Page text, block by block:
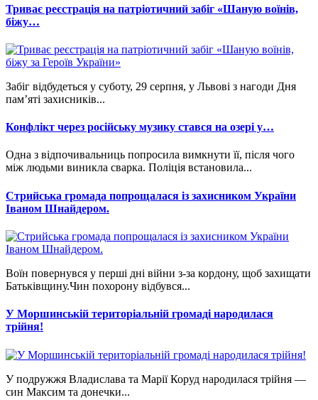
Триває реєстрація на патріотичний забіг «Шаную воїнів,
біжу…
Забіг відбудеться у суботу, 29 серпня, у Львові з нагоди Дня
пам’яті захисників...
Конфлікт через російську музику стався на озері у…
Одна з відпочивальниць попросила вимкнути її, після чого
між людьми виникла сварка. Поліція встановила...
Стрийська громада попрощалася із захисником України
Іваном Шнайдером.
Воїн повернувся у перші дні війни з-за кордону, щоб захищати
Батьківщину.Чин похорону відбувся...
У Моршинській територіальній громаді народилася
трійня!
У подружжя Владислава та Марії Коруд народилася трійня —
син Максим та донечки...